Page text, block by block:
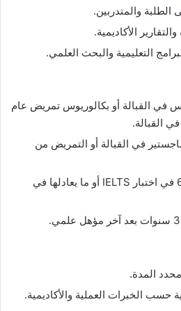
الطلبة والمتدربين.
الأكاديمية.
التعليمية والبحث العلمي.
في القبالة أو بكالوريوس تمريض عام
القبالة.
في القبالة أو التمريض من
الحصول على درجة 6.5 في اختبار IELTS أو ما يعادلها في
المدة.
حسب الخبرات العملية والأكاديمية.